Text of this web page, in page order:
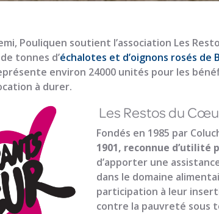
Pouliquen soutient l’association Les
tonnes d’échalotes et d’oignons rosés de
environ 24000 unités pour les
à durer.
Les Restos du
Fondés en 1985 par
1901, reconnue d’utilité
d’apporter une
dans le domaine
participation à leur
contre la pauvreté sous